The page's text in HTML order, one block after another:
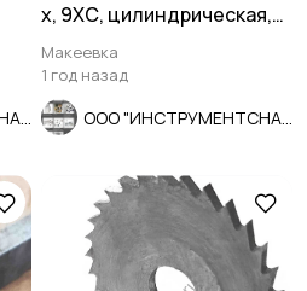
х, 9ХС, цилиндрическая,
124/52 мм, 2360-0132.
Макеевка
1 год назад